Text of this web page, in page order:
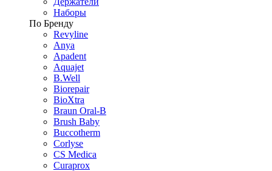
Наборы
По Бренду
Revyline
Anya
Apadent
Aquajet
B.Well
Biorepair
BioXtra
Braun Oral-B
Brush Baby
Buccotherm
Corlyse
CS Medica
Curaprox